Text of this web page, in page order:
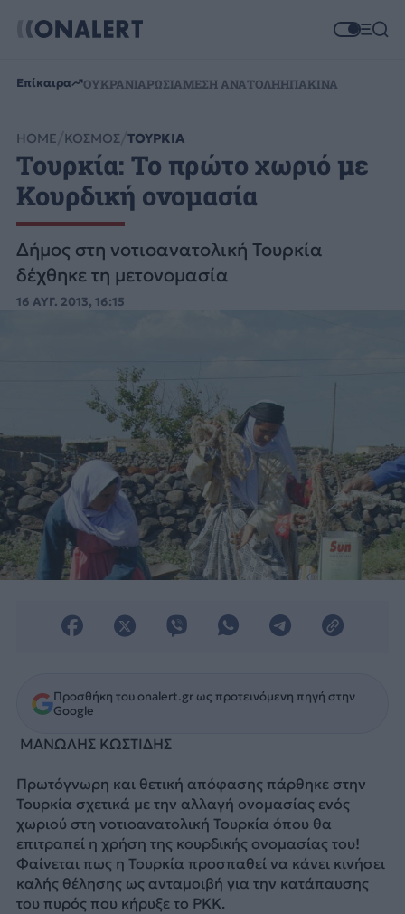
Επίκαιρα ΟΥΚΡΑΝΙΑΡΩΣΙΑΜΕΣΗ ΑΝΑΤΟΛΗΗΠΑΚΙΝΑ
HOME ΚΟΣΜΟΣ ΤΟΥΡΚΙΑ
Toυρκία: Το πρώτο χωριό με
Κουρδική ονομασία
Δήμος στη νοτιοανατολική Τουρκία
δέχθηκε τη μετονομασία
16 ΑΥΓ. 2013, 16:15
Προσθήκη του onalert.gr ως προτεινόμενη πηγή στην
Google
ΜΑΝΩΛΗΣ ΚΩΣΤΙΔΗΣ
Πρωτόγνωρη και θετική απόφασης πάρθηκε στην
Τουρκία σχετικά με την αλλαγή ονομασίας ενός
χωριού στη νοτιοανατολική Τουρκία όπου θα
επιτραπεί η χρήση της κουρδικής ονομασίας του!
Φαίνεται πως η Τουρκία προσπαθεί να κάνει κινήσει
καλής θέλησης ως ανταμοιβή για την κατάπαυσης
του πυρός που κήρυξε το PKK.